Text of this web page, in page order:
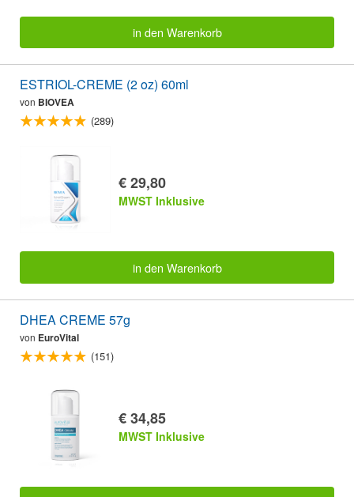
in den Warenkorb
ESTRIOL-CREME (2 oz) 60ml
von BIOVEA
(289)
€ 29,80
MWST Inklusive
in den Warenkorb
DHEA CREME 57g
von EuroVital
(151)
€ 34,85
MWST Inklusive